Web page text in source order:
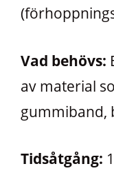
Vad behövs:
av material
gummiband,
Tidsåtgång: